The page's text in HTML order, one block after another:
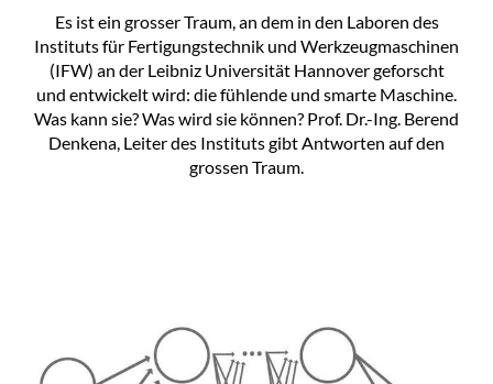
Es ist ein grosser Traum, an dem in den Laboren des
Instituts für Fertigungstechnik und Werkzeugmaschinen
(IFW) an der Leibniz Universität Hannover geforscht
und entwickelt wird: die fühlende und smarte Maschine.
Was kann sie? Was wird sie können? Prof. Dr.-Ing. Berend
Denkena, Leiter des Instituts gibt Antworten auf den
grossen Traum.